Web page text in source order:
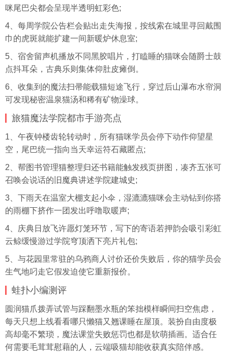
咪尾巴尖都会呈现半透明虹彩色;
4、每周学院公告栏会贴出走失海报，按线索在城里寻回戴围
巾的虎斑就能扩建一间新暖炉休息室;
5、宿舍留声机播放不同黑胶唱片，打瞌睡的猫咪会随爵士鼓
点抖耳朵，古典乐则集体仰肚皮瘫倒。
6、收集到的魔法扫帚能载猫短途飞行，穿过后山瀑布水帘洞
可发现秘密温泉猫汤和稀有矿物澡球。
旅猫魔法学院都市手游亮点
1、午夜钟楼齿轮转动时，所有猫咪学员会停下动作仰望星
空，尾巴统一指向当天幸运符石藏匿点;
2、帮图书管理猫整理归还书籍能触发残页拼图，凑齐五张可
召唤会说话的旧魔典讲述学院建城史;
3、下雨天在温室大棚支起小伞，湿漉漉猫咪会主动钻到你搭
的雨棚下挤作一团发出呼噜取暖声;
4、庆典日放飞许愿灯笼环节，写下的寄语若押韵会吸引彩虹
云鲸缓慢游过学院穹顶洒下亮片礼包;
5、与花园里常驻的乌鸦商人讨价还价失败后，你的猫学员会
生气地叼走它假发迫使它重新报价。
蛙扑小编测评
圆润猫爪拨弄试管与踩翻墨水瓶的笨拙模样瞬间扫空焦虑，
每天只想上线看看哪只懒猫又翘课睡在屋顶。装扮自由度极
高却毫不繁琐，魔法课堂失败惩罚也都是软萌插画。适合任
何需要毛茸茸慰藉的人，云端吸猫却能收获真实陪伴感。